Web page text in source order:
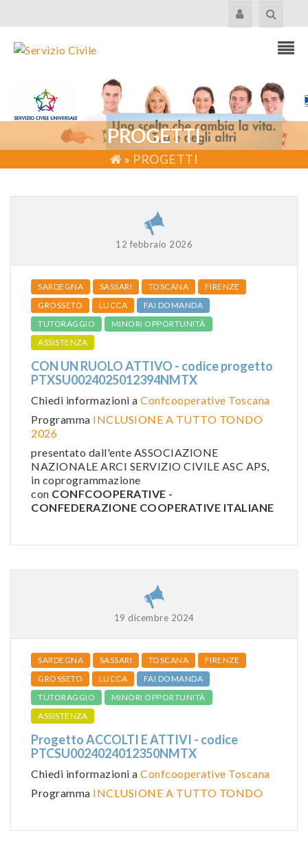
PROGETTI
» PROGETTI
12 febbraio 2026
SARDEGNA SASSARI TOSCANA
FIRENZE
GROSSETO
LUCCA
FAI DOMANDA
TUTORAGGIO
MINORI OPPORTUNITÀ
ASSISTENZA
CON UN RUOLO ATTIVO - codice progetto
PTXSU0024025012394NMTX
Chiedi informazioni a Confcooperative Toscana
Programma INCLUSIONE A TUTTO TONDO
2026
presentato dall'ente ASSOCIAZIONE
NAZIONALE ARCI SERVIZIO CIVILE ASC APS,
in coprogrammazione
con CONFCOOPERATIVE -
CONFEDERAZIONE COOPERATIVE ITALIANE
19 dicembre 2024
SARDEGNA SASSARI TOSCANA
FIRENZE
GROSSETO
LUCCA
FAI DOMANDA
TUTORAGGIO
MINORI OPPORTUNITÀ
ASSISTENZA
Progetto ACCOLTI E ATTIVI - codice
PTCSU0024024012350NMTX
Chiedi informazioni a Confcooperative Toscana
Programma INCLUSIONE A TUTTO TONDO